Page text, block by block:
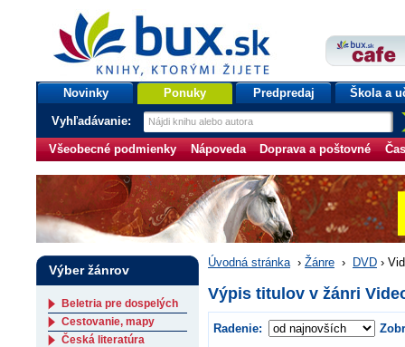
bux.sk
knihy, ktorými žijete
Úvodná stránka
Novinky Ponuky Predpredaj Škola a
Vyhľadávanie:
Všeobecné podmienky Nápoveda Doprava a poštovné
Úvodná stránka › Žánre › DVD ›
Výpis titulov v žánri
Radenie:
Výber žánrov
Beletria pre dospelých
Cestovanie, mapy
Česká literatúra